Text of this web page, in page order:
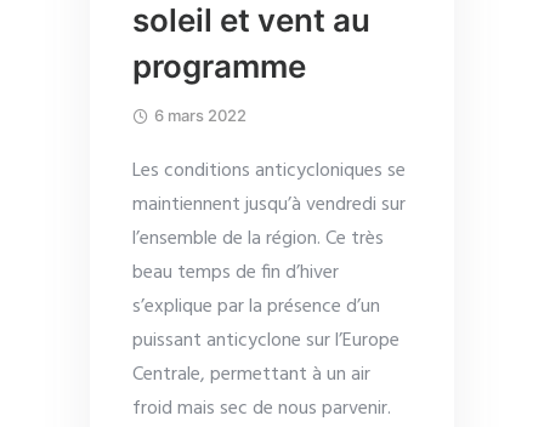
soleil et vent au
programme
6 mars 2022
Les conditions anticycloniques se
maintiennent jusqu’à vendredi sur
l’ensemble de la région. Ce très
beau temps de fin d’hiver
s’explique par la présence d’un
puissant anticyclone sur l’Europe
Centrale, permettant à un air
froid mais sec de nous parvenir.